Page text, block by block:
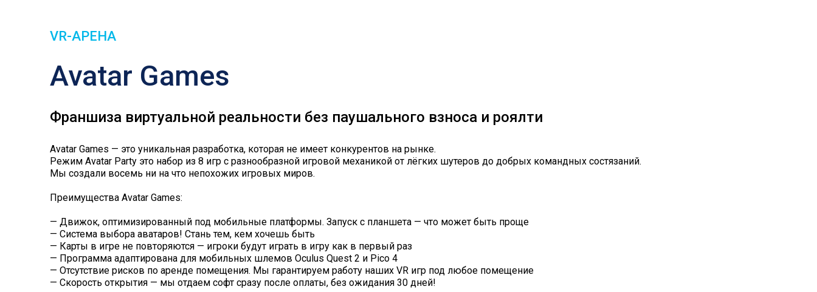
VR-АРЕНА
Avatar Games
Франшиза виртуальной реальности без паушального взноса и роялти
Avatar Games — это уникальная разработка, которая не имеет конкурентов на рынке.
Режим Avatar Party это набор из 8 игр с разнообразной игровой механикой от лёгких шутеров до добрых командных состязаний.
Мы создали восемь ни на что непохожих игровых миров.
Преимущества Avatar Games:
— Движок, оптимизированный под мобильные платформы. Запуск с планшета — что может быть проще
— Система выбора аватаров! Стань тем, кем хочешь быть
— Карты в игре не повторяются — игроки будут играть в игру как в первый раз
— Программа адаптирована для мобильных шлемов Oculus Quest 2 и Pico 4
— Отсутствие рисков по аренде помещения. Мы гарантируем работу наших VR игр под любое помещение
— Скорость открытия — мы отдаем софт сразу после оплаты, без ожидания 30 дней!